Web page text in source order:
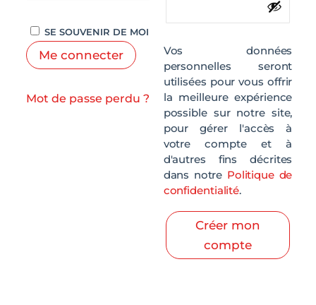
SE SOUVENIR DE MOI
Me connecter
Mot de passe perdu ?
Vos données
personnelles seront
utilisées pour vous offrir
la meilleure expérience
possible sur notre site,
pour gérer l'accès à
votre compte et à
d'autres fins décrites
dans notre Politique de
confidentialité.
Créer mon
compte